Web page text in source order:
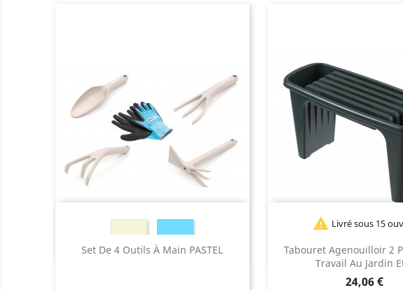
Set De 4 Outils À Main PASTEL
Tabouret Agenouilloir 2
Travail Au Jardin
Prix
24,06 €
 Livré sous 15